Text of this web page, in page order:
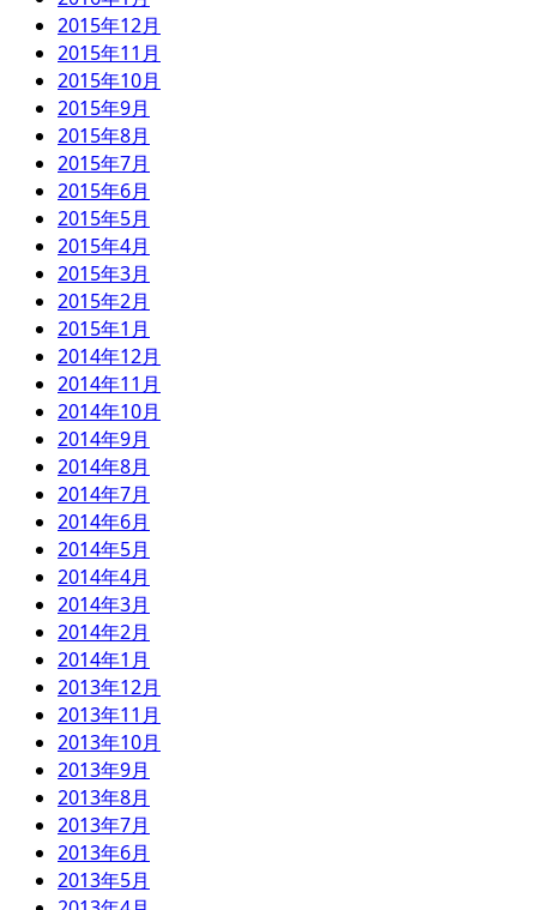
2015年12月
2015年11月
2015年10月
2015年9月
2015年8月
2015年7月
2015年6月
2015年5月
2015年4月
2015年3月
2015年2月
2015年1月
2014年12月
2014年11月
2014年10月
2014年9月
2014年8月
2014年7月
2014年6月
2014年5月
2014年4月
2014年3月
2014年2月
2014年1月
2013年12月
2013年11月
2013年10月
2013年9月
2013年8月
2013年7月
2013年6月
2013年5月